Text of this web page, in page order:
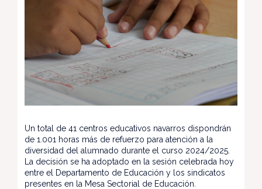
Un total de 41 centros educativos navarros dispondrán
de 1.001 horas más de refuerzo para atención a la
diversidad del alumnado durante el curso 2024/2025.
La decisión se ha adoptado en la sesión celebrada hoy
entre el Departamento de Educación y los sindicatos
presentes en la Mesa Sectorial de Educación.